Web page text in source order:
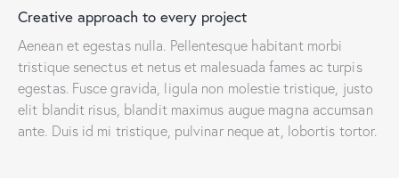
Creative approach to every project
Aenean et egestas nulla. Pellentesque habitant morbi
tristique senectus et netus et malesuada fames ac turpis
egestas. Fusce gravida, ligula non molestie tristique, justo
elit blandit risus, blandit maximus augue magna accumsan
ante. Duis id mi tristique, pulvinar neque at, lobortis tortor.